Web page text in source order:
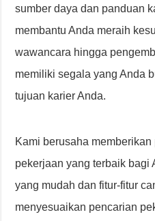
sumber daya dan panduan
membantu Anda meraih
wawancara hingga
memiliki segala yang Anda
tujuan karier Anda.
Kami berusaha
pekerjaan yang terbaik bagi
yang mudah dan fitur-fitur
menyesuaikan pencarian